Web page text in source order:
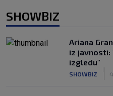
SHOWBIZ
Ariana
iz javnosti:
izgledu"
SHOWBIZ